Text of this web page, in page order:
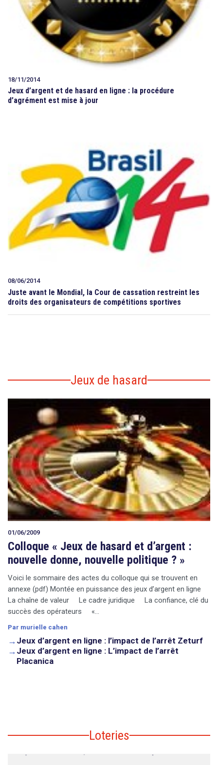
18/11/2014
Jeux d’argent et de hasard en ligne : la procédure
d’agrément est mise à jour
08/06/2014
Juste avant le Mondial, la Cour de cassation restreint les
droits des organisateurs de compétitions sportives
Jeux de hasard
01/06/2009
Colloque « Jeux de hasard et d’argent :
nouvelle donne, nouvelle politique ? »
Voici le sommaire des actes du colloque qui se trouvent en
annexe (pdf) Montée en puissance des jeux d’argent en ligne
La chaîne de valeur Le cadre juridique La confiance, clé du
succès des opérateurs «…
Par murielle cahen
→ Jeux d’argent en ligne : l’impact de l’arrêt Zeturf
→ Jeux d’argent en ligne : L’impact de l’arrêt
Placanica
Loteries